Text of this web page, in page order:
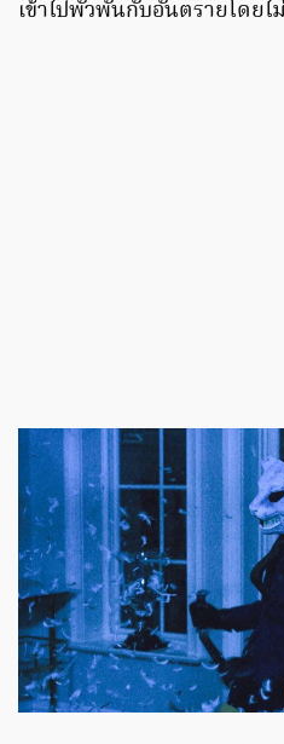
เข้าไปพัวพันกับอันตรายโดย